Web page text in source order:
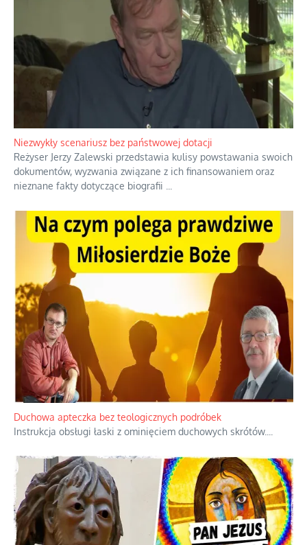
Niezwykły scenariusz bez państwowej dotacji
Reżyser Jerzy Zalewski przedstawia kulisy powstawania swoich
dokumentów, wyzwania związane z ich finansowaniem oraz
nieznane fakty dotyczące biografii
Duchowa apteczka bez teologicznych podróbek
Instrukcja obsługi łaski z ominięciem duchowych skrótów.